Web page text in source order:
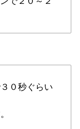
０秒ぐらい